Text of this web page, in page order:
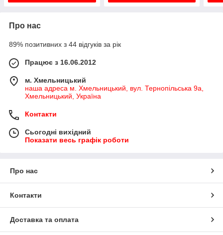
Про нас
89% позитивних з 44 відгуків за рік
Працює з 16.06.2012
м. Хмельницький
наша адреса м. Хмельницький, вул. Тернопільська 9а,
Хмельницький, Україна
Контакти
Сьогодні вихідний
Показати весь графік роботи
Про нас
Контакти
Доставка та оплата